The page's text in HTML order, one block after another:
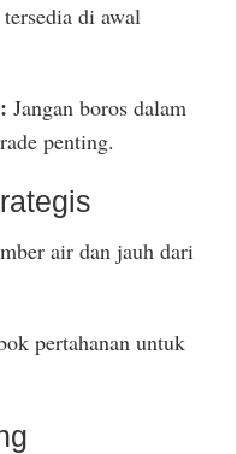
di awal
Jangan boros dalam
penting.
air dan jauh dari
pertahanan untuk